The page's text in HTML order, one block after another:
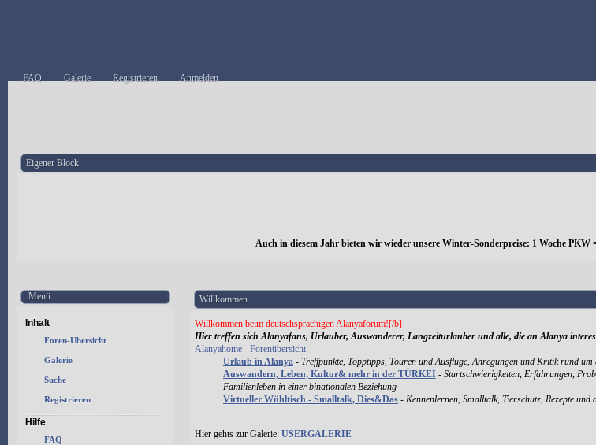
FAQ Galerie Registrieren Anmelden
Eigener Block
Auch in diesem Jahr bieten wir wieder unsere Winter-Sonderpreise: 1 Woche
Menü
Inhalt
Foren-Übersicht
Galerie
Suche
Registrieren
Hilfe
FAQ
Willkommen
Willkommen beim deutschsprachigen Alanyaforum![/b]
Hier treffen sich Alanyafans, Urlauber, Auswanderer, Langzeiturlauber und alle, die an Alanya
Alanyahome - Forenübersicht
Urlaub in Alanya - Treffpunkte, Topptipps, Touren und Ausflüge, Anregungen und Kritik rund
Auswandern, Leben, Kultur& mehr in der TÜRKEI - Startschwierigkeiten, Erfahrungen,
Familienleben in einer binationalen Beziehung
Virtueller Wühltisch - Smalltalk, Dies&Das - Kennenlernen, Smalltalk, Tierschutz, Rezepte
Hier gehts zur Galerie: USERGALERIE